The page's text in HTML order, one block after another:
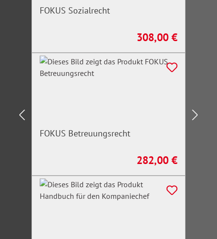
FOKUS Sozialrecht
Regulärer Preis:
308,00 €
FOKUS Betreuungsrecht
Regulärer Preis:
282,00 €